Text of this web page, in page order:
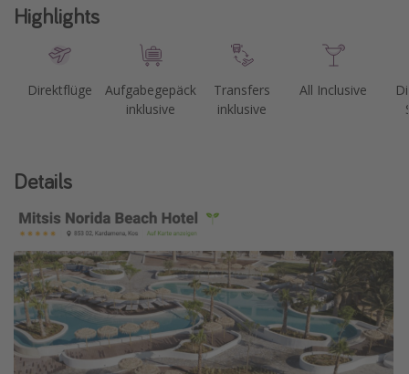
Highlights
Direktflüge
Aufgabegepäck
inklusive
Transfers
inklusive
All Inclusive
Details